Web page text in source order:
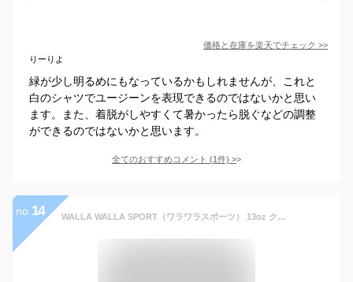
価格と在庫を楽天でチェック >>
りーりよ
緑が少し明るめにもなっているかもしれませんが、これと
白のシャツでユージーンを表現できるのではないかと思い
ます。また、着脱がしやすくて暑かったら脱ぐなどの調整
ができるのではないかと思います。
全てのおすすめコメント (1件) >
no. 14 WALLA WALLA SPORT（ワラワラスポーツ） 13oz クルースウェット / トレーナー メンズ レディース ユニセックス ラグラン コットン 綿100％ 日本製 13oz CREW SWEAT SHIRT